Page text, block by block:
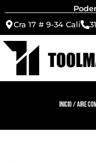
Cra 17 # 9-34 Cali
Inicio/Aire